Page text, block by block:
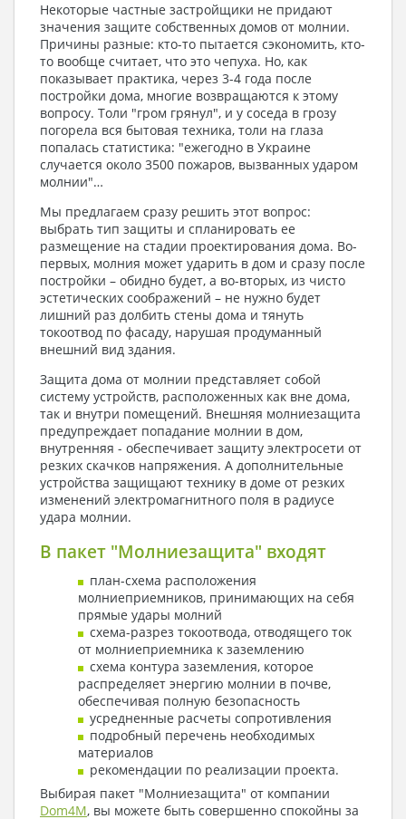
Некоторые частные застройщики не придают
значения защите собственных домов от молнии.
Причины разные: кто-то пытается сэкономить, кто-
то вообще считает, что это чепуха. Но, как
показывает практика, через 3-4 года после
постройки дома, многие возвращаются к этому
вопросу. Толи "гром грянул", и у соседа в грозу
погорела вся бытовая техника, толи на глаза
попалась статистика: "ежегодно в Украине
случается около 3500 пожаров, вызванных ударом
молнии"…
Мы предлагаем сразу решить этот вопрос:
выбрать тип защиты и спланировать ее
размещение на стадии проектирования дома. Во-
первых, молния может ударить в дом и сразу после
постройки – обидно будет, а во-вторых, из чисто
эстетических соображений – не нужно будет
лишний раз долбить стены дома и тянуть
токоотвод по фасаду, нарушая продуманный
внешний вид здания.
Защита дома от молнии представляет собой
систему устройств, расположенных как вне дома,
так и внутри помещений. Внешняя молниезащита
предупреждает попадание молнии в дом,
внутренняя - обеспечивает защиту электросети от
резких скачков напряжения. А дополнительные
устройства защищают технику в доме от резких
изменений электромагнитного поля в радиусе
удара молнии.
В пакет "Молниезащита" входят
план-схема расположения
молниеприемников, принимающих на себя
прямые удары молний
схема-разрез токоотвода, отводящего ток
от молниеприемника к заземлению
схема контура заземления, которое
распределяет энергию молнии в почве,
обеспечивая полную безопасность
усредненные расчеты сопротивления
подробный перечень необходимых
материалов
рекомендации по реализации проекта.
Выбирая пакет "Молниезащита" от компании
Dom4M, вы можете быть совершенно спокойны за